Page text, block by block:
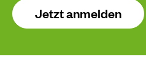
Jetzt anmelden